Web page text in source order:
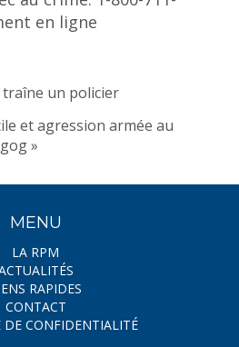
en ligne
traîne un policier
et agression armée au
»
MENU
LA RPM
RAPIDES
CONTACT
DE CONFIDENTIALITÉ